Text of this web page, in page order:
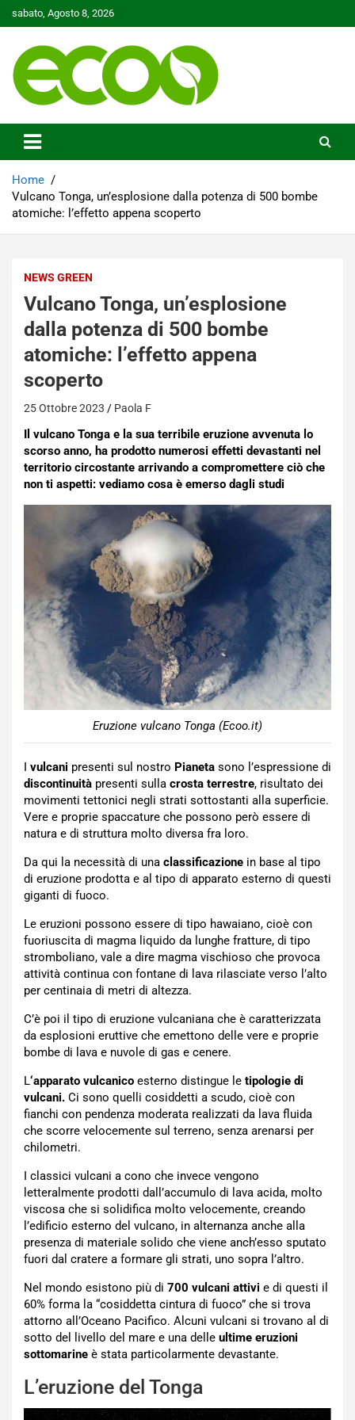
to
sabato, Agosto 8, 2026
Ecoo.it
Home
Vulcano Tonga, un’esplosione dalla potenza di 500 bombe
atomiche: l’effetto appena scoperto
NEWS GREEN
Vulcano Tonga, un’esplosione
dalla potenza di 500 bombe
atomiche: l’effetto appena
scoperto
25 Ottobre 2023 Paola F
Il vulcano Tonga e la sua terribile eruzione avvenuta lo
scorso anno, ha prodotto numerosi effetti devastanti nel
territorio circostante arrivando a compromettere ciò che
non ti aspetti: vediamo cosa è emerso dagli studi
Eruzione vulcano Tonga (Ecoo.it)
I vulcani presenti sul nostro Pianeta sono l’espressione di
discontinuità presenti sulla crosta terrestre, risultato dei
movimenti tettonici negli strati sottostanti alla superficie.
Vere e proprie spaccature che possono però essere di
natura e di struttura molto diversa fra loro.
Da qui la necessità di una classificazione in base al tipo
di eruzione prodotta e al tipo di apparato esterno di questi
giganti di fuoco.
Le eruzioni possono essere di tipo hawaiano, cioè con
fuoriuscita di magma liquido da lunghe fratture, di tipo
stromboliano, vale a dire magma vischioso che provoca
attività continua con fontane di lava rilasciate verso l’alto
per centinaia di metri di altezza.
C’è poi il tipo di eruzione vulcaniana che è caratterizzata
da esplosioni eruttive che emettono delle vere e proprie
bombe di lava e nuvole di gas e cenere.
L‘apparato vulcanico esterno distingue le tipologie di
vulcani. Ci sono quelli cosiddetti a scudo, cioè con
fianchi con pendenza moderata realizzati da lava fluida
che scorre velocemente sul terreno, senza arenarsi per
chilometri.
I classici vulcani a cono che invece vengono
letteralmente prodotti dall’accumulo di lava acida, molto
viscosa che si solidifica molto velocemente, creando
l’edificio esterno del vulcano, in alternanza anche alla
presenza di materiale solido che viene anch’esso sputato
fuori dal cratere a formare gli strati, uno sopra l’altro.
Nel mondo esistono più di 700 vulcani attivi e di questi il
60% forma la “cosiddetta cintura di fuoco” che si trova
attorno all’Oceano Pacifico. Alcuni vulcani si trovano al di
sotto del livello del mare e una delle ultime eruzioni
sottomarine è stata particolarmente devastante.
L’eruzione del Tonga